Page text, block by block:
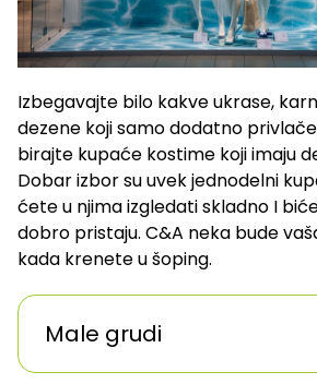
Izbegavajte bilo kakve ukrase,
dezene koji samo dodatno
birajte kupaće kostime koji imaju
Dobar izbor su uvek jednodelni
ćete u njima izgledati skladno I
dobro pristaju. C&A neka bude
kada krenete u šoping.
Male grudi